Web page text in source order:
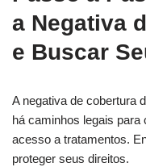
a Negativa
e Buscar
A negativa de cobertura
há caminhos legais para
acesso a tratamentos.
proteger seus direitos.